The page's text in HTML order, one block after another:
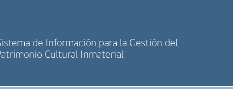
de Información para la Gestión del
Cultural Inmaterial